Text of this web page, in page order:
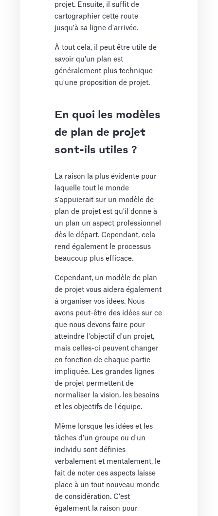
projet. Ensuite, il suffit de
cartographier cette route
jusqu'à sa ligne d'arrivée.
À tout cela, il peut être utile de
savoir qu'un plan est
généralement plus technique
qu'une proposition de projet.
En quoi les modèles
de plan de projet
sont-ils utiles ?
La raison la plus évidente pour
laquelle tout le monde
s'appuierait sur un modèle de
plan de projet est qu'il donne à
un plan un aspect professionnel
dès le départ. Cependant, cela
rend également le processus
beaucoup plus efficace.
Cependant, un modèle de plan
de projet vous aidera également
à organiser vos idées. Nous
avons peut-être des idées sur ce
que nous devons faire pour
atteindre l'objectif d'un projet,
mais celles-ci peuvent changer
en fonction de chaque partie
impliquée. Les grandes lignes
de projet permettent de
normaliser la vision, les besoins
et les objectifs de l'équipe.
Même lorsque les idées et les
tâches d'un groupe ou d'un
individu sont définies
verbalement et mentalement, le
fait de noter ces aspects laisse
place à un tout nouveau monde
de considération. C'est
également la raison pour